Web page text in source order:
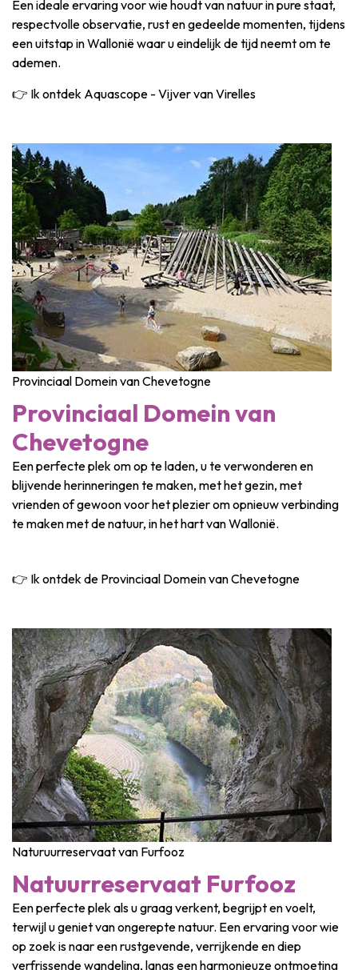
Een ideale ervaring voor wie houdt van natuur in pure staat,
respectvolle observatie, rust en gedeelde momenten, tijdens
een uitstap in Wallonië waar u eindelijk de tijd neemt om te
ademen.
👉 Ik ontdek Aquascope - Vijver van Virelles
Provinciaal Domein van Chevetogne
Provinciaal Domein van
Chevetogne
Een perfecte plek om op te laden, u te verwonderen en
blijvende herinneringen te maken, met het gezin, met
vrienden of gewoon voor het plezier om opnieuw verbinding
te maken met de natuur, in het hart van Wallonië.
👉 Ik ontdek de Provinciaal Domein van Chevetogne
Naturuurreservaat van Furfooz
Natuurreservaat Furfooz
Een perfecte plek als u graag verkent, begrijpt en voelt,
terwijl u geniet van ongerepte natuur. Een ervaring voor wie
op zoek is naar een rustgevende, verrijkende en diep
verfrissende wandeling, langs een harmonieuze ontmoeting